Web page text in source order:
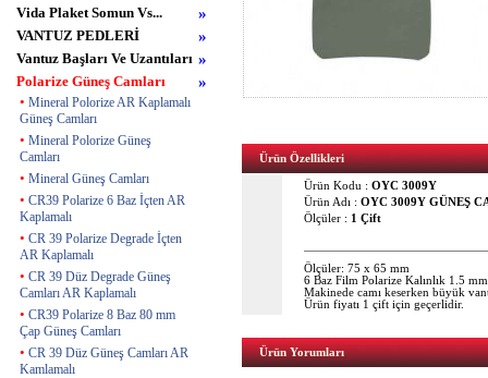
Vida Plaket Somun Vs... »
VANTUZ PEDLERİ »
Vantuz Başları Ve Uzantıları »
Polarize Güneş Camları
• Mineral Polorize AR Kaplamalı
Güneş Camları
• Mineral Polorize Güneş
Camları
• Mineral Güneş Camları
• CR39 Polarize 6 Baz İçten AR
Kaplamalı
• CR 39 Polarize Degrade İçten
AR Kaplamalı
• CR 39 Düz Degrade Güneş
Camları AR Kaplamalı
• CR39 Polarize 8 Baz 80 mm
Çap Güneş Camları
• CR 39 Düz Güneş Camları AR
Kamlamalı
»
Ürün Özellikleri
Ürün Kodu : OYC 3009Y
Ürün Adı : OYC 3009Y GÜNEŞ
Ölçüler : 1 Çift
Ölçüler: 75 x 65 mm
6 Baz Film Polarize Kalınlık 1.5
Makinede camı keserken büyük
Ürün fiyatı 1 çift için geçerlidir.
Ürün Yorumları